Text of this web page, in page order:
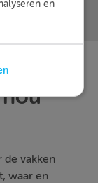
de vakken
waar en
en